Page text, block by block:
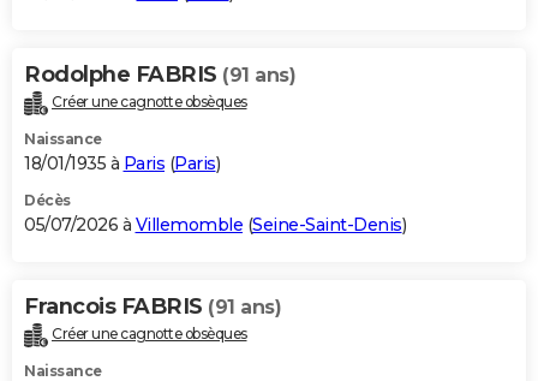
Bricolage
Lifestyle
Culture
Sport
Auto
Television
Voyage
Cinema
Rodolphe FABRIS (91 ans)
Créer une cagnotte obsèques
Naissance
18/01/1935 à Paris (Paris)
Décès
05/07/2026 à Villemomble (Seine-Saint-Denis)
Francois FABRIS (91 ans)
Créer une cagnotte obsèques
Naissance